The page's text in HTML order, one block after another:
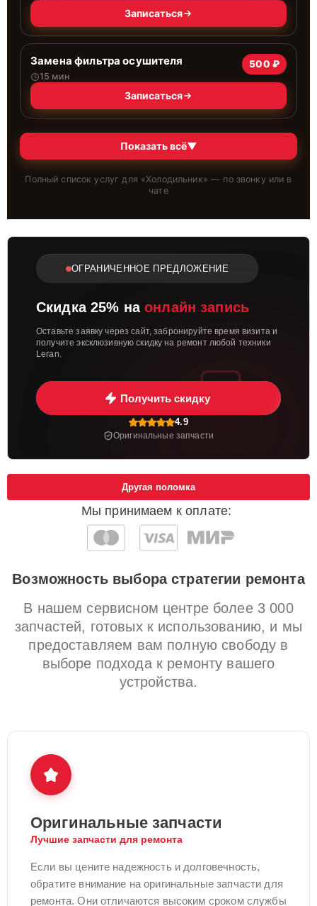
Записаться
Замена фильтра осушителя
15 мин
500 ₽
Записаться
Показать всё▼
Полный список услуг для «Холодильник» — по звонку или в
чате
ОГРАНИЧЕННОЕ ПРЕДЛОЖЕНИЕ
Скидка 25% наонлайн запись
Оставьте заявку через сайт, забронируйте время визита и
получите эксклюзивную скидку на ремонт любой техники
Leran.
Получить скидку
4.9
Оригинальные запчасти
Мы принимаем к оплате:
Другая поломка
Возможность выбора стратегии ремонта
В нашем сервисном центре более 3 000
запчастей, готовых к использованию, и мы
предоставляем вам полную свободу в
выборе подхода к ремонту вашего
устройства.
Оригинальные запчасти
Лучшие запчасти для ремонта
Если вы цените надежность и долговечность,
обратите внимание на оригинальные запчасти для
ремонта. Они отличаются высоким сроком службы